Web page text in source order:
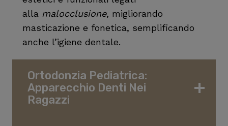
alla malocclusione, migliorando
masticazione e fonetica, semplificando
anche l’igiene dentale.
Ortodonzia Pediatrica:
Apparecchio Denti Nei
Ragazzi